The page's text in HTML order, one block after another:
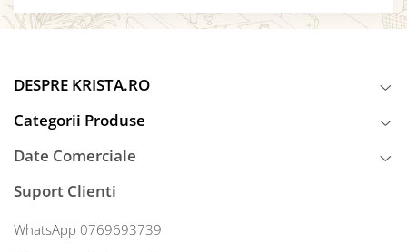
DESPRE KRISTA.RO
Categorii Produse
Date Comerciale
Suport Clienti
WhatsApp 0769693739